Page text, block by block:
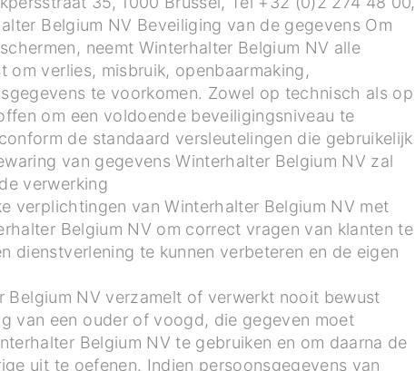
Belgium NV Beveiliging van de gegevens Om
neemt Winterhalter Belgium NV alle
verlies, misbruik, openbaarmaking,
te voorkomen. Zowel op technisch als op
om een voldoende beveiligingsniveau te
de standaard versleutelingen die gebruikelijk
van gegevens Winterhalter Belgium NV zal
verwerking
verplichtingen van Winterhalter Belgium NV met
Belgium NV om correct vragen van klanten te
dienstverlening te kunnen verbeteren en de eigen
Belgium NV verzamelt of verwerkt nooit bewust
van een ouder of voogd, die gegeven moet
Belgium NV te gebruiken en om daarna de
uit te oefenen. Indien persoonsgegevens van